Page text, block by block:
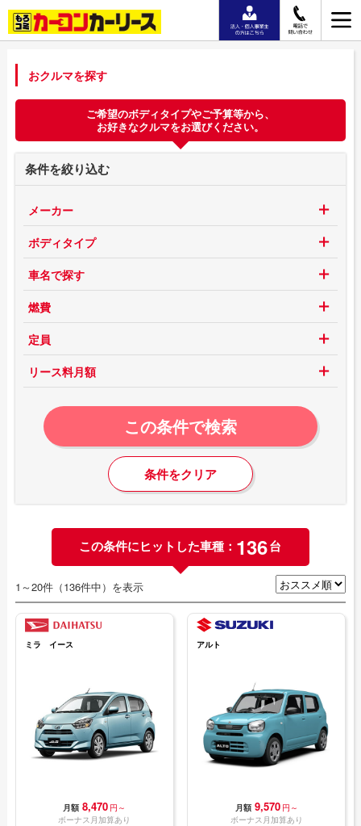
おクルマを探す
ご希望のボディタイプやご予算等から、
お好きなクルマをお選びください。
条件を絞り込む
メーカー
ボディタイプ
車名で探す
燃費
定員
リース料月額
この条件で検索
条件をクリア
この条件にヒットした車種： 136台
1～20件（136件中）を表示
ミラ イース
月額 8,470 円～
ボーナス月加算あり
アルト
月額 9,570 円～
ボーナス月加算あり